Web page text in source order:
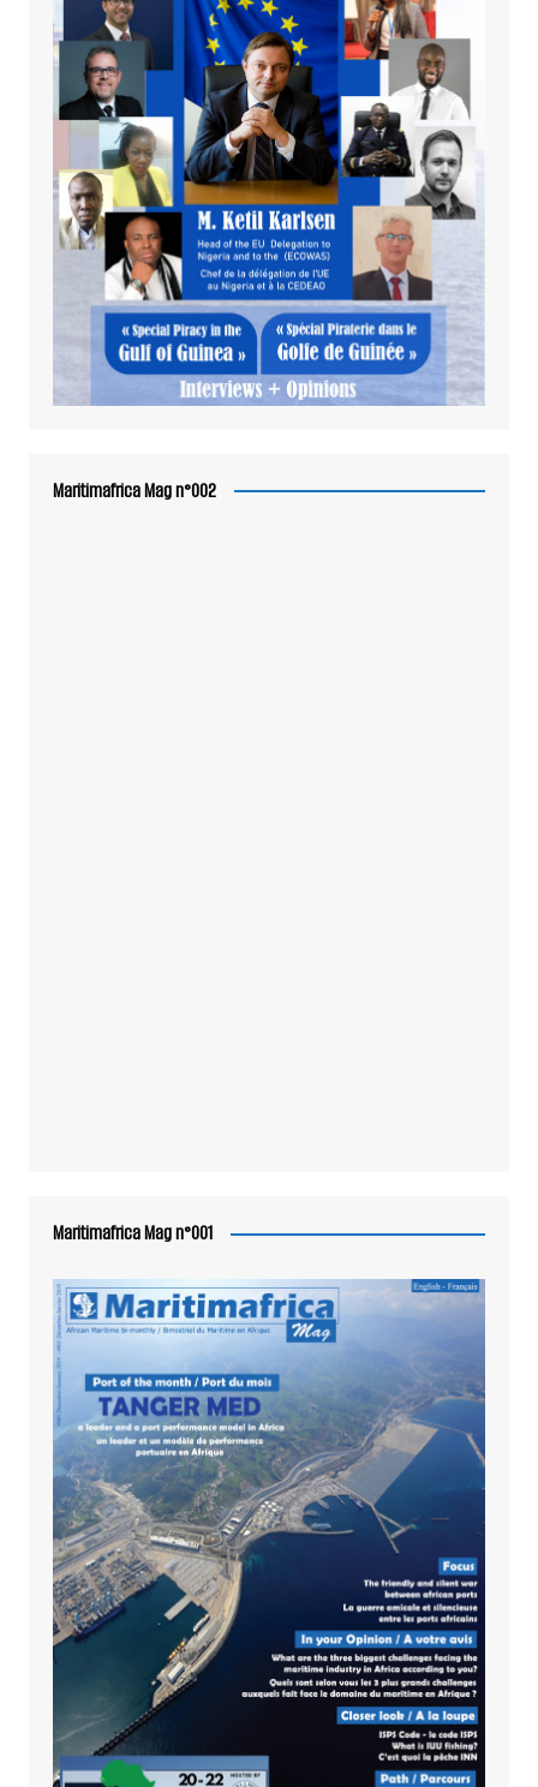
Maritimafrica Mag n°002
Maritimafrica Mag n°001